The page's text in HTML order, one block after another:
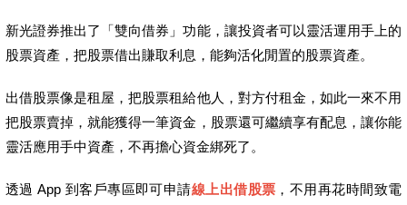
新光證券推出了「雙向借券」功能，讓投資者可以靈活運用手上的
股票資產，把股票借出賺取利息，能夠活化閒置的股票資產。
出借股票像是租屋，把股票租給他人，對方付租金，如此一來不用
把股票賣掉，就能獲得一筆資金，股票還可繼續享有配息，讓你能
靈活應用手中資產，不再擔心資金綁死了。
透過 App 到客戶專區即可申請線上出借股票 ，不用再花時間致電